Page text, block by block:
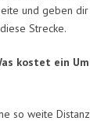
und geben
Strecke.
kostet ein
so weite